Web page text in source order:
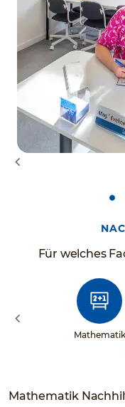
Für welches
Mathematik
Mathematik